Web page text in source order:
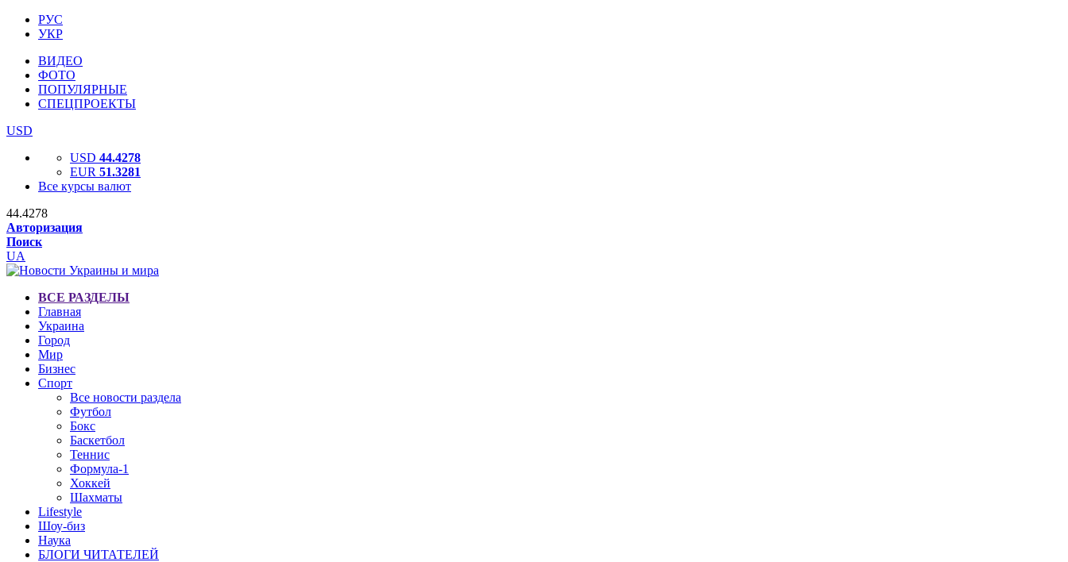
РУС
УКР
ВИДЕО
ФОТО
ПОПУЛЯРНЫЕ
СПЕЦПРОЕКТЫ
USD
USD 44.4278
EUR 51.3281
Все курсы валют
44.4278
Авторизация
Поиск
UA
ВСЕ РАЗДЕЛЫ
Главная
Украина
Город
Мир
Бизнес
Спорт
Все новости раздела
Футбол
Бокс
Баскетбол
Теннис
Формула-1
Хоккей
Шахматы
Lifestyle
Шоу-биз
Наука
БЛОГИ ЧИТАТЕЛЕЙ